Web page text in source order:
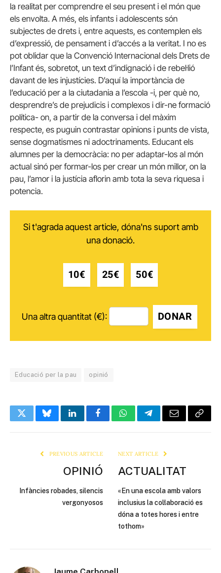
la realitat per comprendre el seu present i el món que
els envolta. A més, els infants i adolescents són
subjectes de drets i, entre aquests, es contemplen els
d’expressió, de pensament i d’accés a la veritat. I no es
pot oblidar que la Convenció Internacional dels Drets de
l’Infant és, sobretot, un text d’indignació i de rebel·lió
davant de les injustícies. D’aquí la importància de
l’educació per a la ciutadania a l’escola -i, per què no,
desprendre’s de prejudicis i complexos i dir-ne formació
política- on, a partir de la conversa i del màxim
respecte, es puguin contrastar opinions i punts de vista,
sense dogmatismes ni adoctrinaments. Educant els
alumnes per la democràcia: no per adaptar-los al món
actual sinó per formar-los per crear un món millor, on la
pau, l’amor i la justícia aflorin amb tota la seva riquesa i
potencia.
Si t'agrada aquest article, dóna'ns suport amb
una donació.
10€ 25€ 50€
Una altra quantitat (€): DONAR
Educació per la pau opinió
TwitterBlueskyLinkedInFacebookWhatsAppTelegramEmail Copy
PREVIOUS ARTICLE
OPINIÓ
Infàncies robades, silencis
vergonyosos
NEXT ARTICLE
ACTUALITAT
«En una escola amb valors
inclusius la col·laboració es
dóna a totes hores i entre
tothom»